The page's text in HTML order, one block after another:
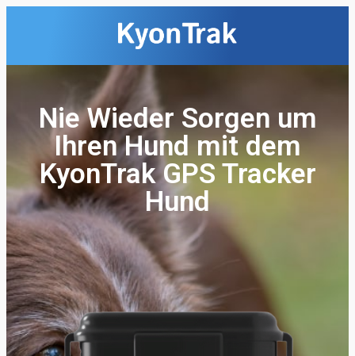
Nie Wieder Sorgen um
Ihren Hund mit dem
KyonTrak GPS Tracker
Hund